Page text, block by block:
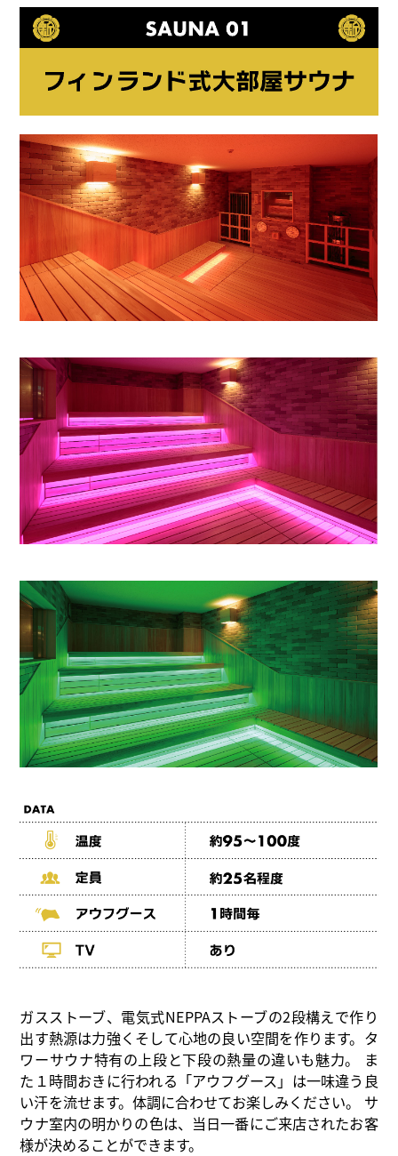
ガスストーブ、電気式NEPPAストーブの2段構えで作り
出す熱源は力強くそして心地の良い空間を作ります。タ
ワーサウナ特有の上段と下段の熱量の違いも魅力。 ま
た１時間おきに行われる「アウフグース」は一味違う良
い汗を流せます。体調に合わせてお楽しみください。 サ
ウナ室内の明かりの色は、当日一番にご来店されたお客
様が決めることができます。